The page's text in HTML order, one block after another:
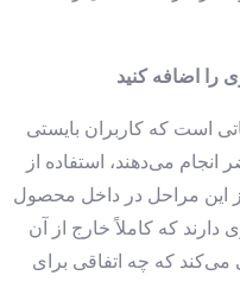
را اضافه کنید
است که کاربران بایستی
می‌دهند، استفاده از
این مراحل در داخل محصول
دارند که کاملاً خارج از آن
که چه اتفاقی برای